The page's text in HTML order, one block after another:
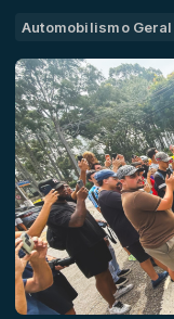
Automobilismo Geral